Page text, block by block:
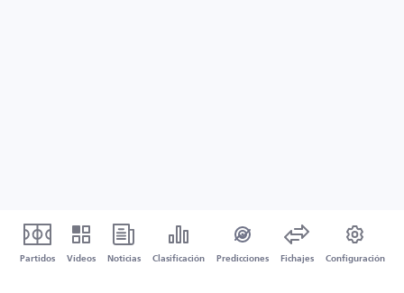
Partidos Vídeos Noticias Clasificación Predicciones Fichajes Configuración